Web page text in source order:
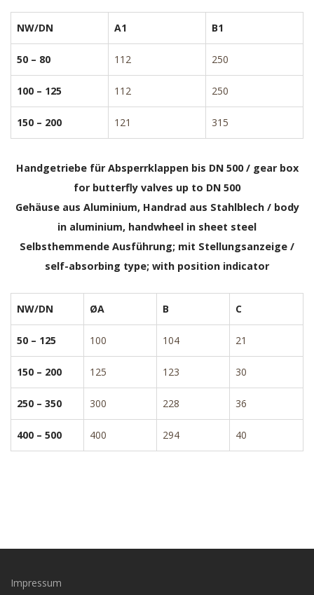
NW/DN A1 B1
50 – 80 112 250
100 – 125 112 250
150 – 200 121 315
Handgetriebe für Absperrklappen bis DN 500 / gear box
for butterfly valves up to DN 500
Gehäuse aus Aluminium, Handrad aus Stahlblech / body
in aluminium, handwheel in sheet steel
Selbsthemmende Ausführung; mit Stellungsanzeige /
self-absorbing type; with position indicator
NW/DN ØA B C
50 – 125 100 104 21
150 – 200 125 123 30
250 – 350 300 228 36
400 – 500 400 294 40
Impressum